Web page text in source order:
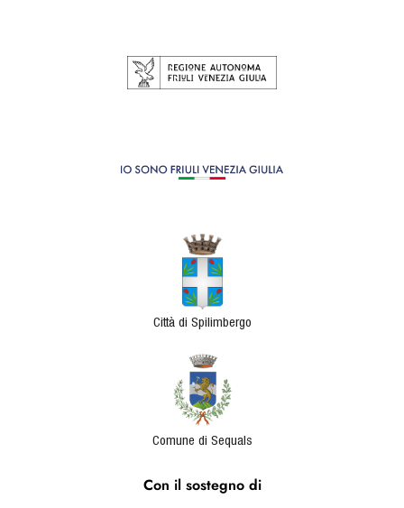
Città di Spilimbergo
Comune di Sequals
Con il sostegno di